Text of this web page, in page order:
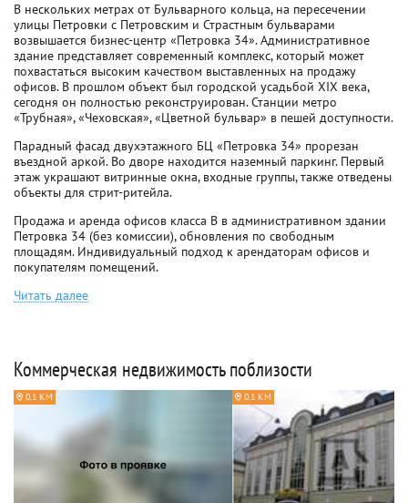
В нескольких метрах от Бульварного кольца, на пересечении
улицы Петровки с Петровским и Страстным бульварами
возвышается бизнес-центр «Петровка 34». Административное
здание представляет современный комплекс, который может
похвастаться высоким качеством выставленных на продажу
офисов. В прошлом объект был городской усадьбой XIX века,
сегодня он полностью реконструирован. Станции метро
«Трубная», «Чеховская», «Цветной бульвар» в пешей доступности.
Парадный фасад двухэтажного БЦ «Петровка 34» прорезан
въездной аркой. Во дворе находится наземный паркинг. Первый
этаж украшают витринные окна, входные группы, также отведены
объекты для стрит-ритейла.
Продажа и аренда офисов класса B в административном здании
Петровка 34 (без комиссии), обновления по свободным
площадям. Индивидуальный подход к арендаторам офисов и
покупателям помещений.
Читать далее
Коммерческая недвижимость поблизости
0.1 КМ 0.1 КМ